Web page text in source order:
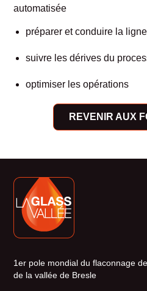
automatisée
préparer et conduire la
suivre les dérives du
optimiser les opérations
REVENIR AUX
1er pole mondial du flaconnage
de la vallée de Bresle